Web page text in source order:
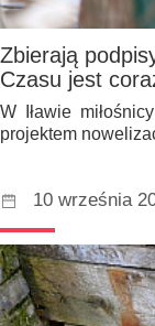
Zbierają
Czasu jest
W Iławie
projektem
10 września